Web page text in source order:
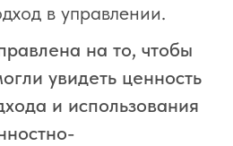
в управлении.
на то, чтобы
увидеть ценность
и использования